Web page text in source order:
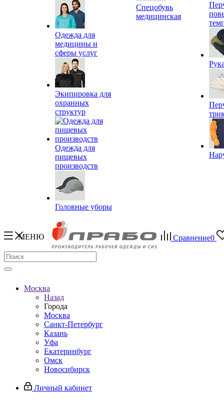
Одежда для
медицины и
сферы услуг
Экипировка для
охранных
структур
Одежда для
пищевых
производств
Головные уборы
Спецобувь
медицинская
МЕНЮ Сравнение0
Москва
Назад
Города
Москва
Санкт-Петербург
Казань
Уфа
Екатеринбург
Омск
Новосибирск
Личный кабинет